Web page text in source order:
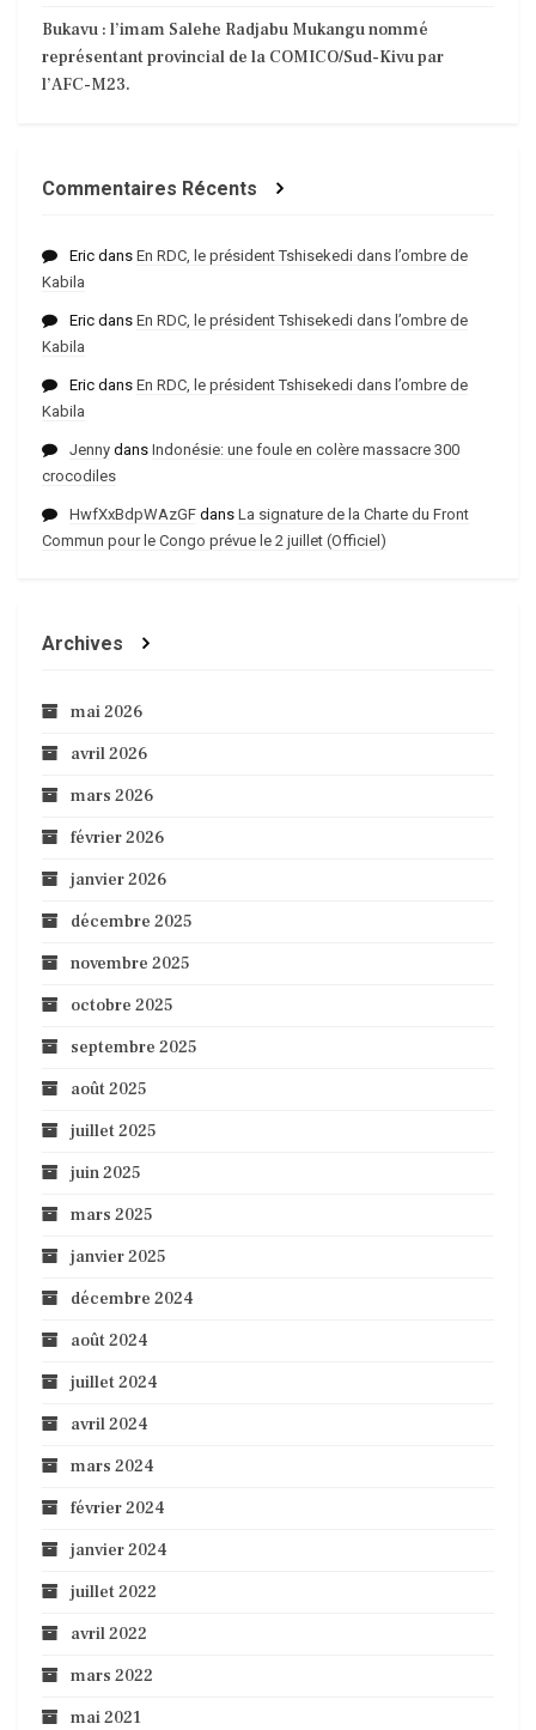
Bukavu : l’imam Salehe Radjabu Mukangu nommé
représentant provincial de la COMICO/Sud-Kivu par
l’AFC-M23.
Commentaires Récents
Eric dans En RDC, le président Tshisekedi dans l’ombre de
Kabila
Eric dans En RDC, le président Tshisekedi dans l’ombre de
Kabila
Eric dans En RDC, le président Tshisekedi dans l’ombre de
Kabila
Jenny dans Indonésie: une foule en colère massacre 300
crocodiles
HwfXxBdpWAzGF dans La signature de la Charte du Front
Commun pour le Congo prévue le 2 juillet (Officiel)
Archives
mai 2026
avril 2026
mars 2026
février 2026
janvier 2026
décembre 2025
novembre 2025
octobre 2025
septembre 2025
août 2025
juillet 2025
juin 2025
mars 2025
janvier 2025
décembre 2024
août 2024
juillet 2024
avril 2024
mars 2024
février 2024
janvier 2024
juillet 2022
avril 2022
mars 2022
mai 2021